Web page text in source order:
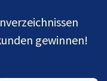
gewinnen!